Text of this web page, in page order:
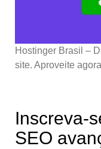
Hostinger Brasil –
site. Aproveite
Inscreva-
SEO